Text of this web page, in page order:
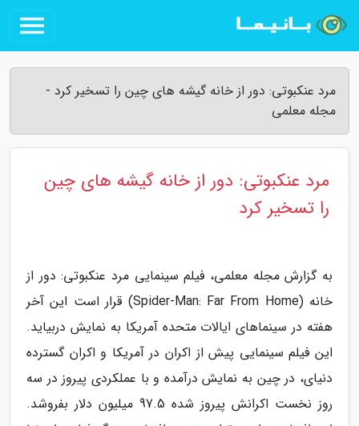
مرد عنکبوتی: دور از خانه گیشه های چین را تسخیر کرد -
مجله معلمی
مرد عنکبوتی: دور از خانه گیشه های چین
را تسخیر کرد
به گزارش مجله معلمی، فیلم سینمایی مرد عنکبوتی: دور از
خانه (Spider-Man: Far From Home) قرار است این آخر
هفته در سینماهای ایالات متحده آمریکا به نمایش دربیاید.
این فیلم سینمایی پیش از اکران در آمریکا و اکران گسترده
دنیای، در چین به نمایش درآمده و با عملکردی پیروز در سه
روز نخست اکرانش پیروز شده 97.5 میلیون دلار بفروشد.